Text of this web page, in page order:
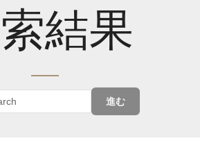
結果
進む